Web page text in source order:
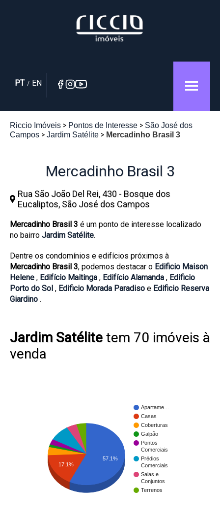
PT / EN
Riccio Imóveis Pontos de Interesse
São José dos
Campos
Jardim Satélite Mercadinho Brasil 3
Mercadinho Brasil 3
Rua São João Del Rei, 430 - Bosque dos
Eucaliptos, São José dos Campos
Mercadinho Brasil 3 é um ponto de interesse localizado
no bairro Jardim Satélite.
Dentre os condomínios e edifícios próximos à
Mercadinho Brasil 3, podemos destacar o Edificio Maison
Helene , Edifício Maitinga , Edifício Alamanda , Edificio
Porto do Sol , Edificio Morada Paradiso e Edificio Reserva
Giardino .
Jardim Satélite tem 70 imóveis à
venda
Apartame…
Casas
Coberturas
Galpão
Pontos
Comerciais
Prédios
Comerciais
Salas e
Conjuntos
Terrenos
17.1%
57.1%